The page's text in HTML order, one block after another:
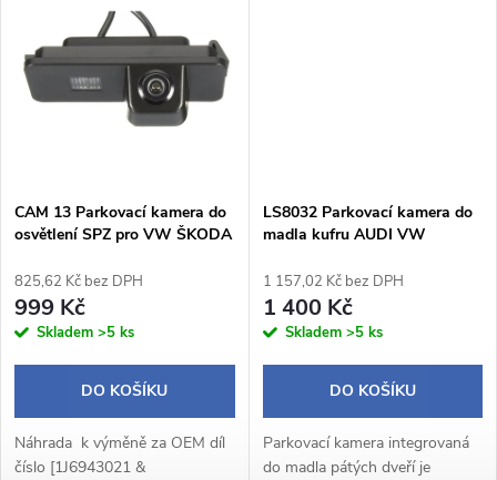
ů
ů
vynikající kvalitu...
CAM 13 Parkovací kamera do
osvětlení SPZ pro VW ŠKODA
825,62 Kč bez DPH
999 Kč
Skladem >5 ks
DO KOŠÍKU
Náhrada k výměně za OEM díl
číslo [1J6943021 &
LS8032 Parkovací kamera do
madla kufru AUDI VW
1 157,02 Kč bez DPH
1 400 Kč
Skladem >5 ks
DO KOŠÍKU
Parkovací kamera integrovaná
do madla pátých dveří je